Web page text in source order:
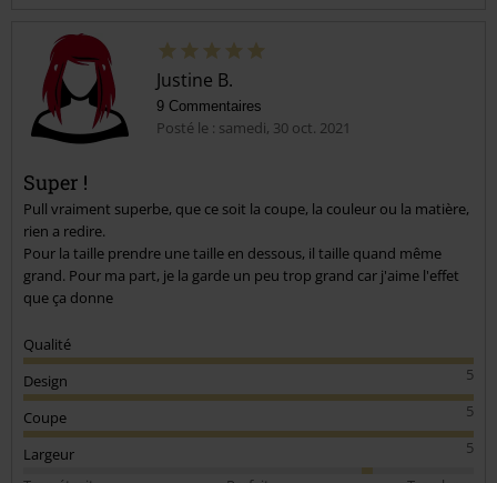
Envoyer le commentaire
Justine B.
9 Commentaires
Posté le : samedi, 30 oct. 2021
Super !
Pull vraiment superbe, que ce soit la coupe, la couleur ou la matière,
rien a redire.
Pour la taille prendre une taille en dessous, il taille quand même
grand. Pour ma part, je la garde un peu trop grand car j'aime l'effet
que ça donne
Qualité
5
Design
5
Coupe
5
Largeur